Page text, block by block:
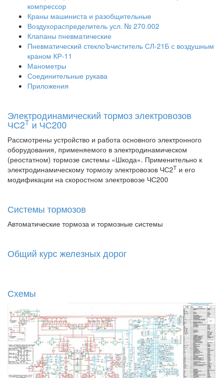
компрессор
Краны машиниста и разобщительные
Воздухораспределитель усл. № 270.002
Клапаны пневматические
Пневматический стеклоЪчиститель СЛ-21Б с воздушным
краном КР-11
Манометры
Соединительные рукава
Приложения
Электродинамический тормоз электровозов
ЧС2Т и ЧС200
Рассмотрены устройство и работа основного электронного
оборудования, применяемого в электродинамическом
(реостатном) тормозе системы «Шкода». Применительно к
электродинамическому тормозу электровозов ЧС2Т и его
модификации на скоростном электровозе ЧС200
Системы тормозов
Автоматические тормоза и тормозные системы
Общий курс железных дорог
Схемы